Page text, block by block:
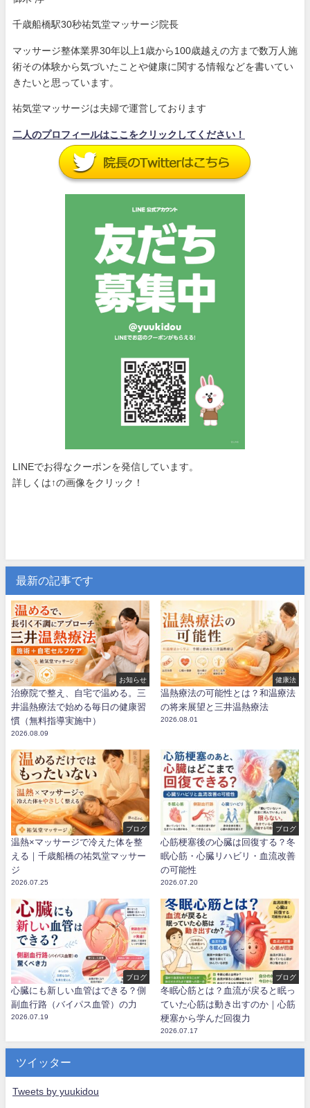
千歳船橋駅30秒祐気堂マッサージ院長
マッサージ整体業界30年以上1歳から100歳越えの方まで数万人施
術その体験から気づいたことや健康に関する情報などを書いてい
きたいと思っています。
祐気堂マッサージは夫婦で運営しております
二人のプロフィールはここをクリックしてください！
LINEでお得なクーポンを発信しています。
詳しくは↑の画像をクリック！
最新の記事です
お知らせ
治療院で整え、自宅で温める。三
井温熱療法で始める毎日の健康習
慣（無料指導実施中）
2026.08.09
健康法
温熱療法の可能性とは？和温療法
の将来展望と三井温熱療法
2026.08.01
ブログ
温熱×マッサージで冷えた体を整
える｜千歳船橋の祐気堂マッサー
ジ
2026.07.25
ブログ
心筋梗塞後の心臓は回復する？冬
眠心筋・心臓リハビリ・血流改善
の可能性
2026.07.20
ブログ
心臓にも新しい血管はできる？側
副血行路（バイパス血管）の力
2026.07.19
ブログ
冬眠心筋とは？血流が戻ると眠っ
ていた心筋は動き出すのか｜心筋
梗塞から学んだ回復力
2026.07.17
ツイッター
Tweets by yuukidou